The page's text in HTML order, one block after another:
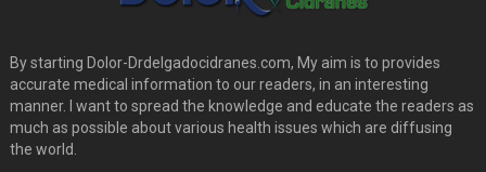
By starting Dolor-Drdelgadocidranes.com, My aim is to provides
accurate medical information to our readers, in an interesting
manner. I want to spread the knowledge and educate the readers as
much as possible about various health issues which are diffusing
the world.